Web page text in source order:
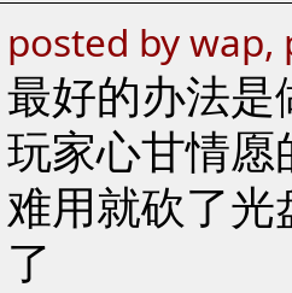
posted by
最好的办法
玩家心甘情
难用就砍了
了